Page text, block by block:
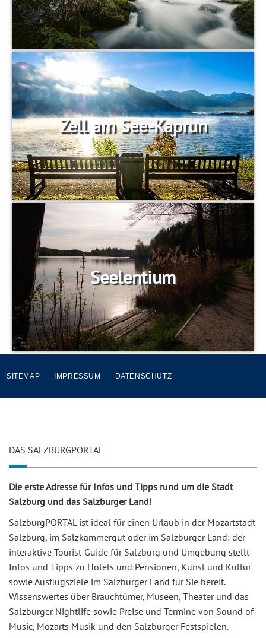
Zell am See-Kaprun
Seelentium
SITEMAP IMPRESSUM DATENSCHUTZ
DAS SALZBURGPORTAL
Die erste Adresse für Infos und Tipps rund um die Stadt
Salzburg und das Salzburger Land!
SalzburgPORTAL ist ideal für einen Urlaub in der Mozartstadt
Salzburg, im Salzkammergut oder im Salzburger Land: der
interaktive Tourist-Guide für Salzburg und Umgebung stellt
Infos und Tipps zu Hotels und Pensionen, Kunst und Kultur
sowie Ausflugsziele im Salzburger Land für Sie bereit.
Wissenswertes über Brauchtümer, Museen, Theater und das
Salzburger Nightlife sowie Preise und Termine von Sound of
Music, Mozarts Musik und den Salzburger Festspielen.